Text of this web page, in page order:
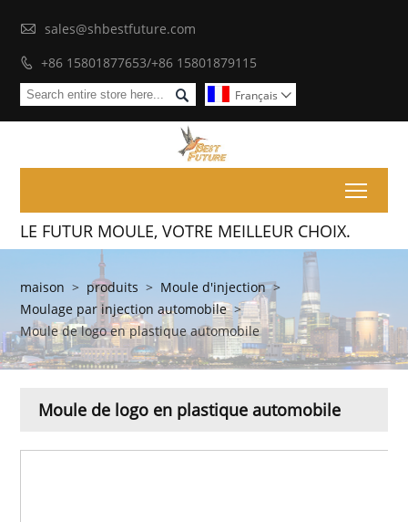
 sales@shbestfuture.com
 +86 15801877653/+86 15801879115
 Français 
LE FUTUR MOULE, VOTRE MEILLEUR CHOIX.
maison > produits > Moule d'injection >
Moulage par injection automobile >
Moule de logo en plastique automobile
Moule de logo en plastique automobile